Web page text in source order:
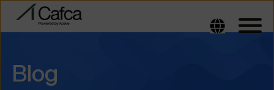
Blog